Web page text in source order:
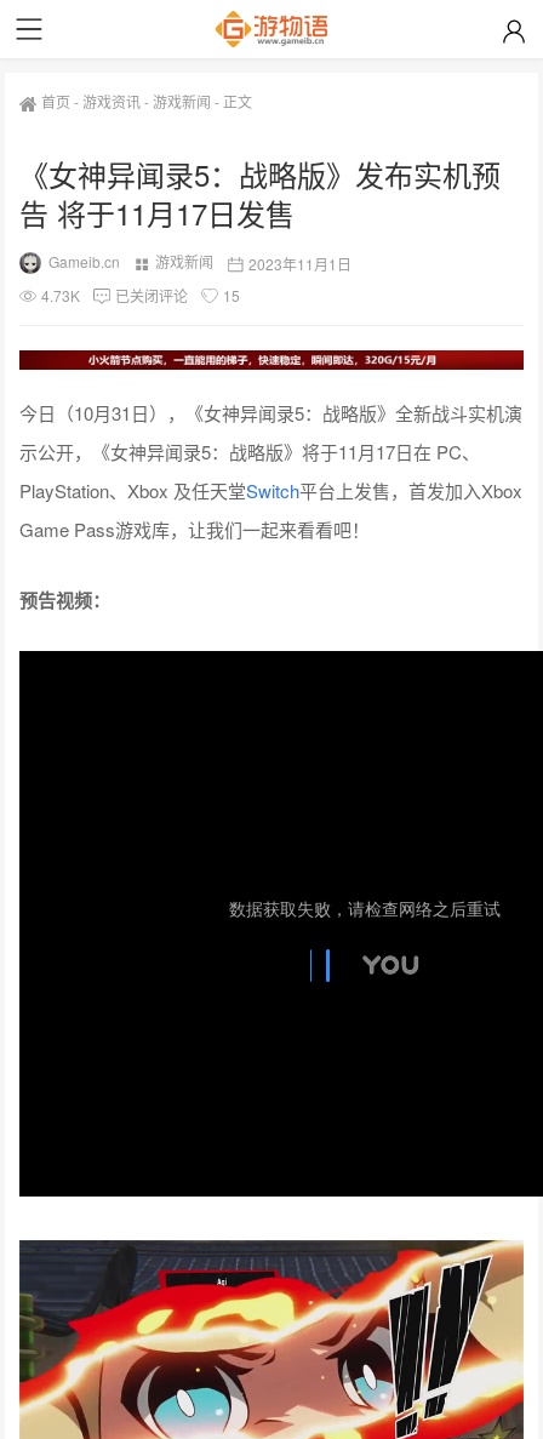
首页 -游戏资讯-游戏新闻 - 正文
《女神异闻录5：战略版》发布实机预
告 将于11月17日发售
Gameib.cn 游戏新闻
2023年11月1日
4.73K
已关闭评论 15
今日（10月31日），《女神异闻录5：战略版》全新战斗实机演
示公开，《女神异闻录5：战略版》将于11月17日在 PC、
PlayStation、Xbox 及任天堂Switch平台上发售，首发加入Xbox
Game Pass游戏库，让我们一起来看看吧！
预告视频：